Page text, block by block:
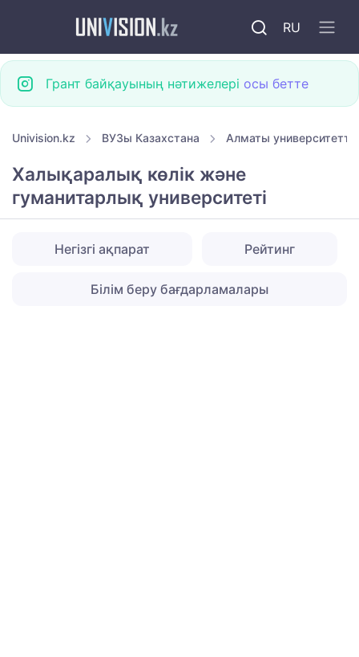
RU
Грант байқауының нәтижелері осы бетте
Univision.kz ВУЗы Казахстана Алматы
Халықаралық көлік және
гуманитарлық университеті
Негізгі ақпарат Рейтинг
Білім беру бағдарламалары